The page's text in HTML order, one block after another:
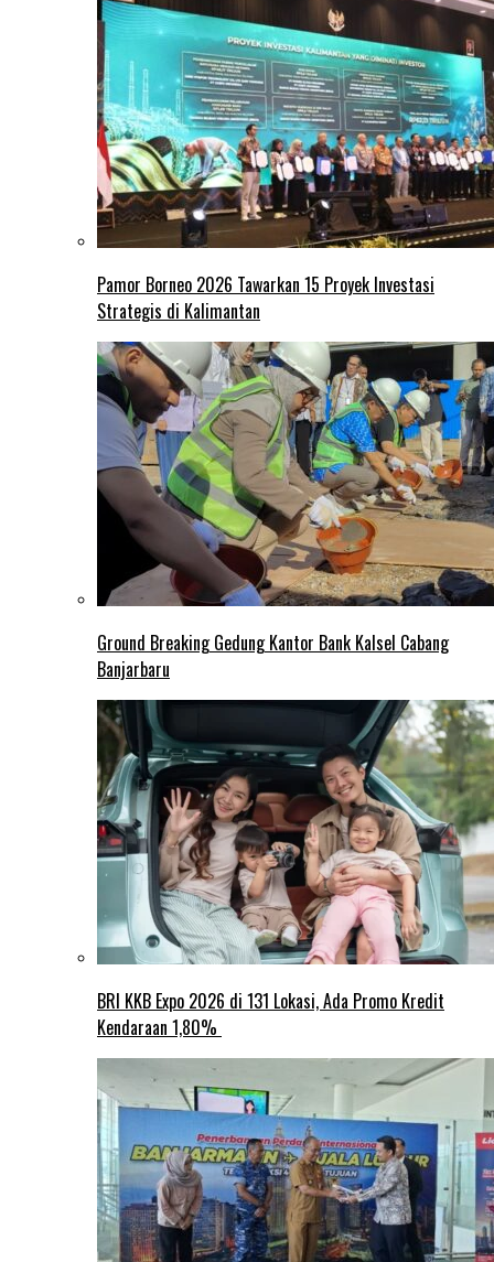
Pamor Borneo 2026 Tawarkan 15 Proyek Investasi
Strategis di Kalimantan
Ground Breaking Gedung Kantor Bank Kalsel Cabang
Banjarbaru
BRI KKB Expo 2026 di 131 Lokasi, Ada Promo Kredit
Kendaraan 1,80%